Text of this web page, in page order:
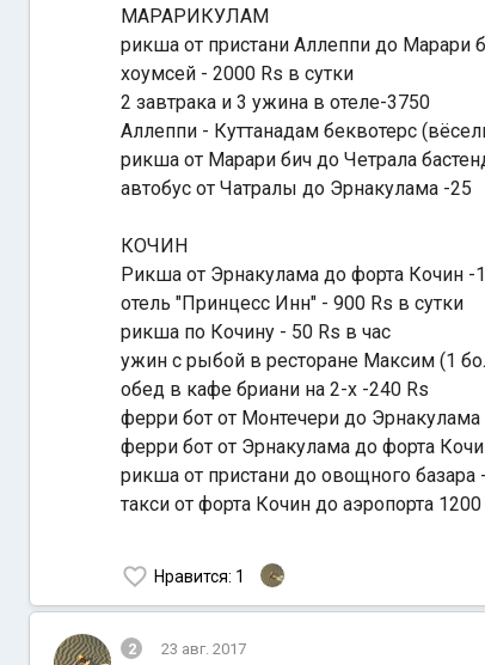
МАРАРИКУЛАМ
рикша от пристани Аллеппи до Марари
хоумсей - 2000 Rs в сутки
2 завтрака и 3 ужина в отеле-3750
Аллеппи - Куттанадам беквотерс
рикша от Марари бич до Четрала
автобус от Чатралы до Эрнакулама -25
КОЧИН
Рикша от Эрнакулама до форта Кочин -
отель "Принцесс Инн" - 900 Rs в сутки
рикша по Кочину - 50 Rs в час
ужин с рыбой в ресторане Максим (1
обед в кафе бриани на 2-х -240 Rs
ферри бот от Монтечери до Эрнакулама
ферри бот от Эрнакулама до форта
рикша от пристани до овощного базара
такси от форта Кочин до аэропорта 1200
Нравится: 1
2 23 авг. 2017